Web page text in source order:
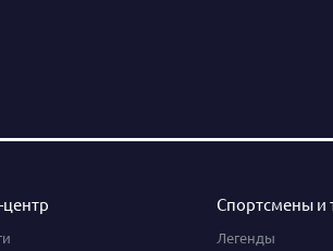
центр Спортсмены и
Легенды